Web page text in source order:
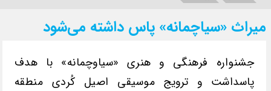
میراث «سیاچمانه» پاس داشته می‌شود
جشنواره فرهنگی و هنری «سیاوچمانه» با هدف
پاسداشت و ترویج موسیقی اصیل کُردی منطقه